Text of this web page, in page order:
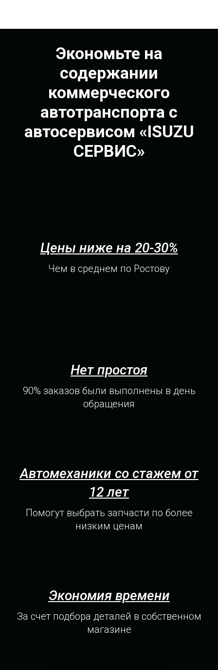
Экономьте на
содержании
коммерческого
автотранспорта с
автосервисом «ISUZU
СЕРВИС»
Цены ниже на 20-30%
Чем в среднем по Ростову
Нет простоя
90% заказов были выполнены в день
обращения
Автомеханики со стажем от
12 лет
Помогут выбрать запчасти по более
низким ценам
Экономия времени
За счет подбора деталей в собственном
магазине